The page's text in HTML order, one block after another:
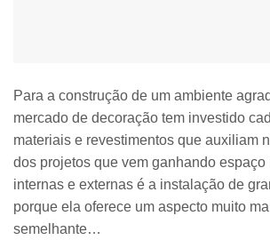
Para a construção de um ambiente
mercado de decoração tem investido
materiais e revestimentos que auxiliam
dos projetos que vem ganhando espaço
internas e externas é a instalação de
porque ela oferece um aspecto muito
semelhante…